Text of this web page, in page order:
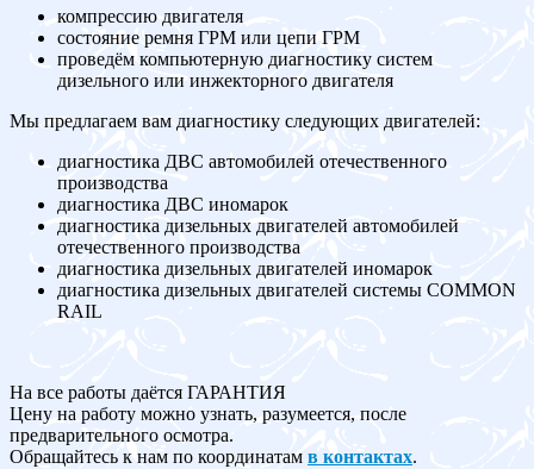
компрессию двигателя
состояние ремня ГРМ или цепи ГРМ
проведём компьютерную диагностику систем
дизельного или инжекторного двигателя
Мы предлагаем вам диагностику следующих двигателей:
диагностика ДВС автомобилей отечественного
производства
диагностика ДВС иномарок
диагностика дизельных двигателей автомобилей
отечественного производства
диагностика дизельных двигателей иномарок
диагностика дизельных двигателей системы COMMON
RAIL
На все работы даётся ГАРАНТИЯ
Цену на работу можно узнать, разумеется, после
предварительного осмотра.
Обращайтесь к нам по координатам в контактах.